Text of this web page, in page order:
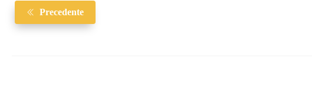
Precedente